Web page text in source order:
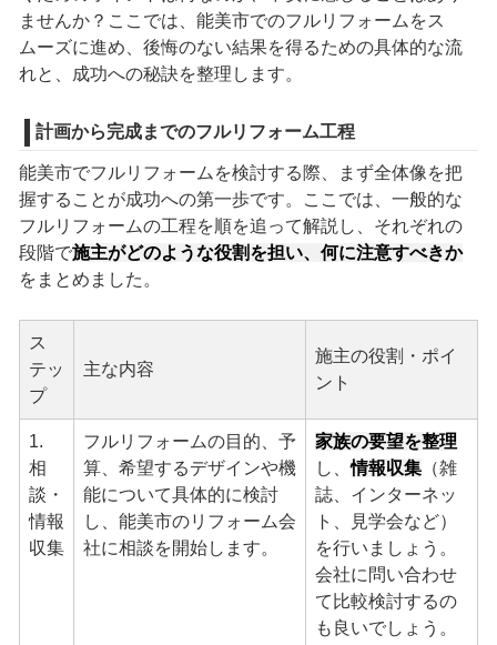
ませんか？ここでは、能美市でのフルリフォームをス
ムーズに進め、後悔のない結果を得るための具体的な流
れと、成功への秘訣を整理します。
計画から完成までのフルリフォーム工程
能美市でフルリフォームを検討する際、まず全体像を把
握することが成功への第一歩です。ここでは、一般的な
フルリフォームの工程を順を追って解説し、それぞれの
段階で施主がどのような役割を担い、何に注意すべきか
をまとめました。
ス
テッ
プ
主な内容
施主の役割・ポイ
ント
1.
相
談・
情報
収集
フルリフォームの目的、予
算、希望するデザインや機
能について具体的に検討
し、能美市のリフォーム会
社に相談を開始します。
家族の要望を整理
し、情報収集（雑
誌、インターネッ
ト、見学会など）
を行いましょう。
会社に問い合わせ
て比較検討するの
も良いでしょう。